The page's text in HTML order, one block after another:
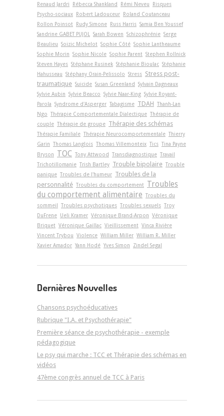
Renaud Jardri
Rébecca Shankland Rémi Neveu
Risques
Psycho-sociaux
Robert Ladouceur
Roland Coutanceau
Rollon Poinsot
Rudy Simone Russ Harris Samia Ben Youssef
Sandrine GABET PUJOL
Sarah Bowen Schizophrénie Serge
Beaulieu Soizic Michelot Sophie Côté Sophie Lantheaume
Sophie Morin Sophie Nicole Sophie Parent Stephen Rollnick
Steven Hayes Stéphane Rusinek Stéphanie Bioulac Stéphanie
Hahusseau Stéphany Orain-Pelissolo Stress Stress post-
traumatique Suicide Susan Greenland
Sylvain Dagneaux
Sylvie Aubin Sylvie Beacco Sylvie Naar-King Sylvie Royant-
Parola Syndrome d'Asperger Tabagisme TDAH Thanh-Lan
Ngo Thérapie Comportementale Dialectique Thérapie de
couple Thérapie de groupe Thérapie des schémas
Thérapie Familiale Thérapie Neurocomportementale Thierry
Garin Thomas Langlois Thomas Villemonteix Tics Tina Payne
Bryson
TOC Tony Attwood Transdiagnostique Travail
Trichotillomanie Trish Bartley Trouble bipolaire Trouble
panique Troubles de l'humeur Troubles de la
personnalité Troubles du comportement
Troubles
du comportement alimentaire Troubles du
sommeil
Troubles psychotiques Troubles sexuels Troy
DuFrene
Ueli Kramer Véronique Brand-Arpon Véronique
Briquet Véronique Gaillac Vieillissement Vinca Rivière
Vincent Trybou Violence William Miller William R. Miller
Xavier Amador Yann Hodé Yves Simon Zindel Segal
Dernières Nouvelles
Chansons psychoéducatives
Rubrique "I.A. et Psychothérapie"
Première séance de psychothérapie - exemple
pédagogique
Le psy qui marche : TCC et Thérapie des schémas en
vidéos
47ème congrès annuel de TCC à Paris